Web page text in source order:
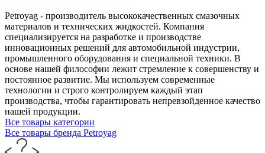
Petroyag - производитель высококачественных смазочных
материалов и технических жидкостей. Компания
специализируется на разработке и производстве
инновационных решений для автомобильной индустрии,
промышленного оборудования и специальной техники. В
основе нашей философии лежит стремление к совершенству и
постоянное развитие. Мы используем современные
технологии и строго контролируем каждый этап
производства, чтобы гарантировать непревзойденное качество
нашей продукции.
Все товары категории
Все товары бренда Petroyag